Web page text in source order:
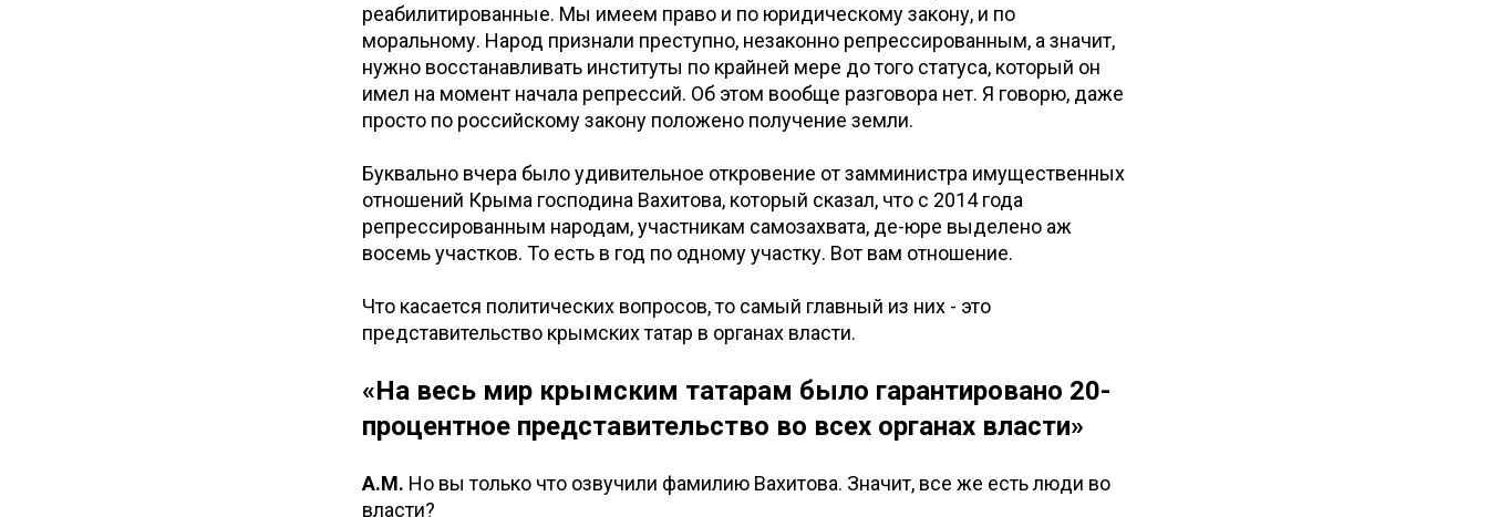
реабилитированные. Мы имеем право и по юридическому закону, и по
моральному. Народ признали преступно, незаконно репрессированным, а значит,
нужно восстанавливать институты по крайней мере до того статуса, который он
имел на момент начала репрессий. Об этом вообще разговора нет. Я говорю, даже
просто по российскому закону положено получение земли.
Буквально вчера было удивительное откровение от замминистра имущественных
отношений Крыма господина Вахитова, который сказал, что с 2014 года
репрессированным народам, участникам самозахвата, де-юре выделено аж
восемь участков. То есть в год по одному участку. Вот вам отношение.
Что касается политических вопросов, то самый главный из них - это
представительство крымских татар в органах власти.
«На весь мир крымским татарам было гарантировано 20-
процентное представительство во всех органах власти»
А.М. Но вы только что озвучили фамилию Вахитова. Значит, все же есть люди во
власти?